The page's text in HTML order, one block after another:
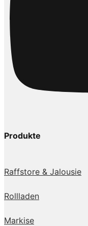
Produkte
Raffstore & Jalousie
Rollladen
Markise